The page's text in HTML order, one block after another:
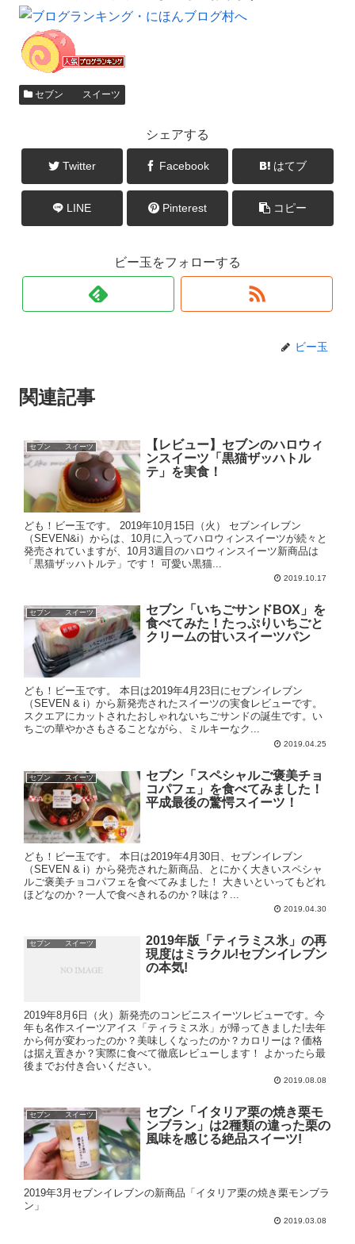
セブン スイーツ
シェアする
Twitter Facebook はてブ
LINE Pinterest コピー
ビー玉をフォローする
ビー玉
関連記事
セブン スイーツ
【レビュー】セブンのハロウィ
ンスイーツ「黒猫ザッハトル
テ」を実食！
ども！ビー玉です。 2019年10月15日（火） セブンイレブン
（SEVEN&i）からは、10月に入ってハロウィンスイーツが続々と
発売されていますが、10月3週目のハロウィンスイーツ新商品は
「黒猫ザッハトルテ」です！ 可愛い黒猫...
2019.10.17
セブン スイーツ
セブン「いちごサンドBOX」を
食べてみた！たっぷりいちごと
クリームの甘いスイーツパン
ども！ビー玉です。 本日は2019年4月23日にセブンイレブン
（SEVEN & i）から新発売されたスイーツの実食レビューです。
スクエアにカットされたおしゃれないちごサンドの誕生です。い
ちごの華やかさもさることながら、ミルキーなク...
2019.04.25
セブン スイーツ
セブン「スペシャルご褒美チョ
コパフェ」を食べてみました！
平成最後の驚愕スイーツ！
ども！ビー玉です。 本日は2019年4月30日、セブンイレブン
（SEVEN & i）から発売された新商品、とにかく大きいスペシャ
ルご褒美チョコパフェを食べてみました！ 大きいといってもどれ
ほどなのか？一人で食べきれるのか？味は？...
2019.04.30
セブン スイーツ
2019年版「ティラミス氷」の再
現度はミラクル!セブンイレブン
の本気!
2019年8月6日（火）新発売のコンビニスイーツレビューです。今
年も名作スイーツアイス「ティラミス氷」が帰ってきました!去年
から何が変わったのか？美味しくなったのか？カロリーは？価格
は据え置きか？実際に食べて徹底レビューします！ よかったら最
後までお付き合いください。
2019.08.08
セブン スイーツ
セブン「イタリア栗の焼き栗モ
ンブラン」は2種類の違った栗の
風味を感じる絶品スイーツ!
2019年3月セブンイレブンの新商品「イタリア栗の焼き栗モンブラ
ン」
2019.03.08